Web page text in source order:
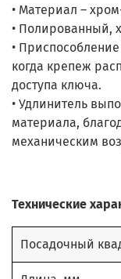
• Материал –
• Полированный,
•
когда крепеж
доступа ключа.
• Удлинитель
материала,
механическим
Технические
Посадочный